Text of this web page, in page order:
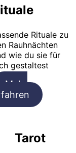
Rituale zu
Rauhnächten
wie du sie für
gestaltest
Mehr
Tarot